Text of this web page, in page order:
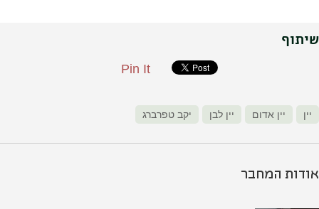
שיתוף
Pin It
יין יין אדום יין לבן יקב טפרברג
אודות המחבר